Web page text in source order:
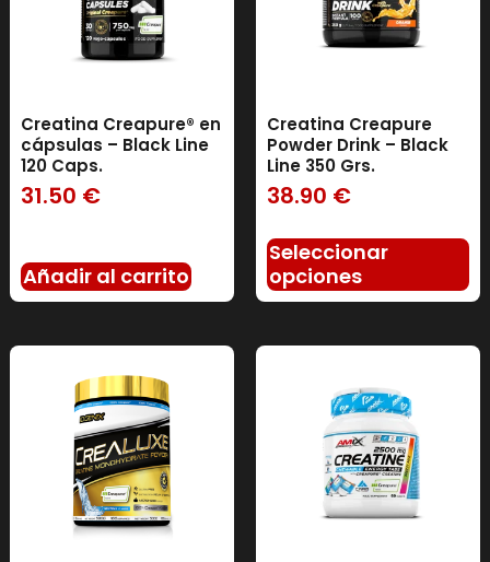
Creatina Creapure® en
cápsulas – Black Line
120 Caps.
31.50 €
Añadir al carrito
Creatina Creapure
Powder Drink – Black
Line 350 Grs.
38.90 €
Seleccionar
opciones